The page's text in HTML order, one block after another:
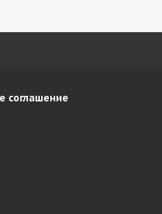
соглашение